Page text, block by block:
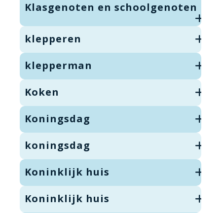
Klasgenoten en schoolgenoten
klepperen
klepperman
Koken
Koningsdag
koningsdag
Koninklijk huis
Koninklijk huis